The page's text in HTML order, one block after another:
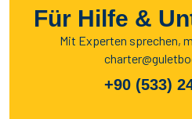
Für Hilfe &
Mit Experten sprechen,
+90 (533)